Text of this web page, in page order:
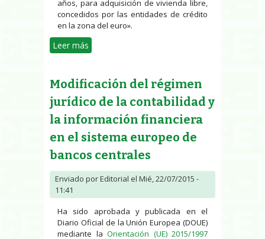
años, para adquisición de vivienda libre,
concedidos por las entidades de crédito
en la zona del euro».
Leer más
Modificación del régimen
jurídico de la contabilidad y
la información financiera
en el sistema europeo de
bancos centrales
Enviado porEditorial el Mié, 22/07/2015 -
11:41
Ha sido aprobada y publicada en el
Diario Oficial de la Unión Europea (DOUE)
mediante la Orientación (UE) 2015/1997